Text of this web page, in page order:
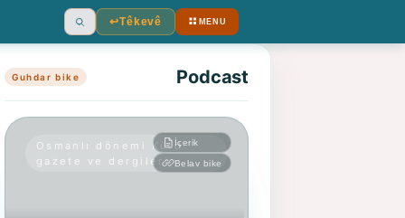
Ara ↩︎Têkevê MENU
Guhdar bike Podcast
Osmanlı dönemi Kürd
gazete ve dergileri
İçerik
Belav bike